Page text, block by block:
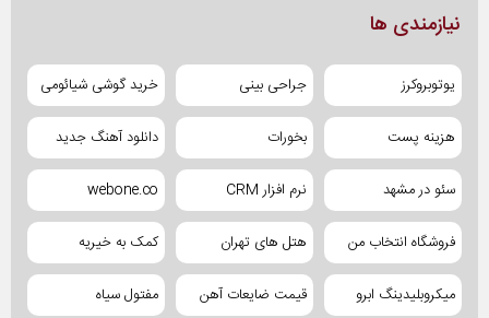
نیازمندی ها
یوتوبروکرز جراحی بینی خرید گوشی شیائومی
هزینه پست بخورات دانلود آهنگ جدید
سئو در مشهد نرم افزار CRM webone.co
فروشگاه انتخاب من هتل های تهران کمک به خیریه
میکروبلیدینگ ابرو قیمت ضایعات آهن مفتول سیاه